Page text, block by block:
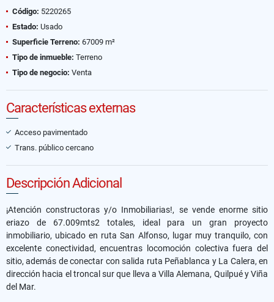
Código: 5220265
Estado: Usado
Superficie Terreno: 67009 m²
Tipo de inmueble: Terreno
Tipo de negocio: Venta
Características externas
Acceso pavimentado
Trans. público cercano
Descripción Adicional
¡Atención constructoras y/o Inmobiliarias!, se vende enorme sitio
eriazo de 67.009mts2 totales, ideal para un gran proyecto
inmobiliario, ubicado en ruta San Alfonso, lugar muy tranquilo, con
excelente conectividad, encuentras locomoción colectiva fuera del
sitio, además de conectar con salida ruta Peñablanca y La Calera, en
dirección hacia el troncal sur que lleva a Villa Alemana, Quilpué y Viña
del Mar.